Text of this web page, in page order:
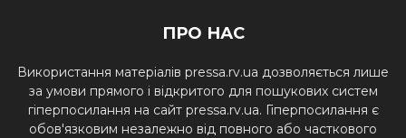
ПРО НАС
Використання матеріалів pressa.rv.ua дозволяється лише
за умови прямого і відкритого для пошукових систем
гіперпосилання на сайт pressa.rv.ua. Гіперпосилання є
обов'язковим незалежно від повного або часткового